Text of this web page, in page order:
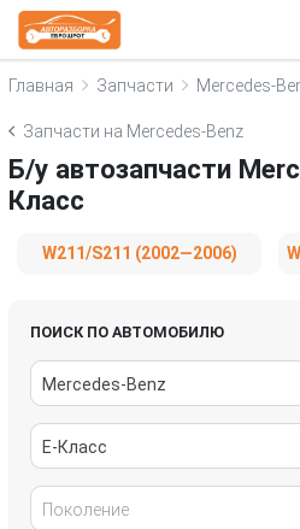
Главная Запчасти Mercedes-
Запчасти на Mercedes-Benz
Б/у автозапчасти
Класс
W211/S211 (2002—2006)
ПОИСК ПО АВТОМОБИЛЮ
Mercedes-Benz
E-Класс
Поколение